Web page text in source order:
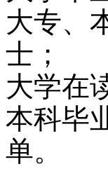
大专、
士；
大学在
本科毕
单。